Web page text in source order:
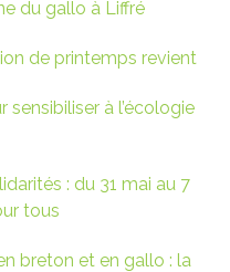
du gallo à Liffré
de printemps revient
sensibiliser à l’écologie
: du 31 mai au 7
tous
breton et en gallo : la